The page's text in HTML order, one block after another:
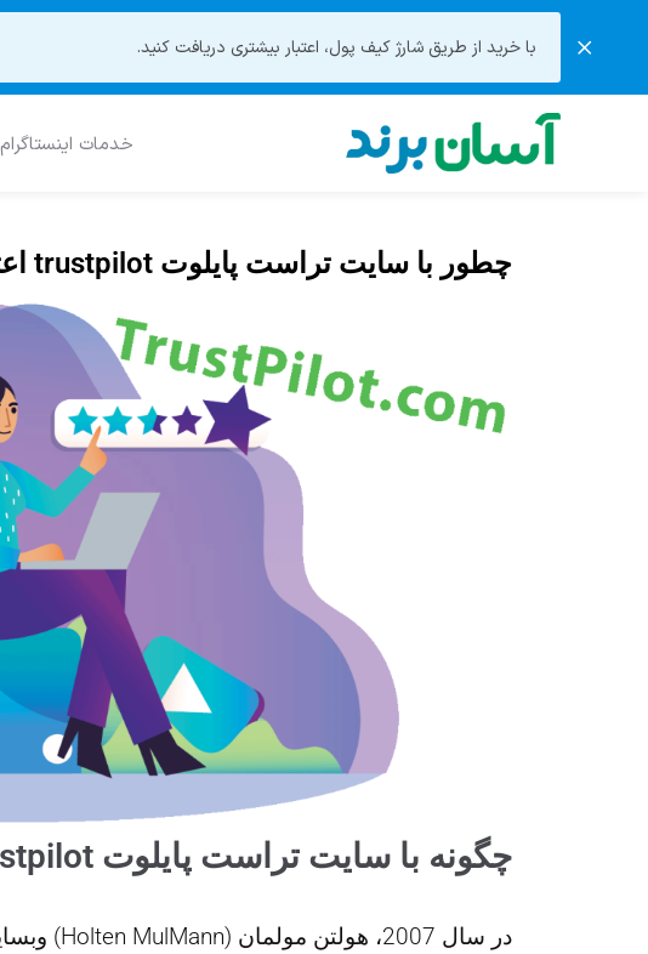
با خرید از طریق شارژ کیف پول، اعتبار بیشتری دریافت کنید.
خدمات اینستاگرام
چطور با سایت تراست پایلوت trustpilot اعتماد سازی کنیم؟
چگونه با سایت تراست پایلوت trustpilot اعتماد سازی کنیم؟